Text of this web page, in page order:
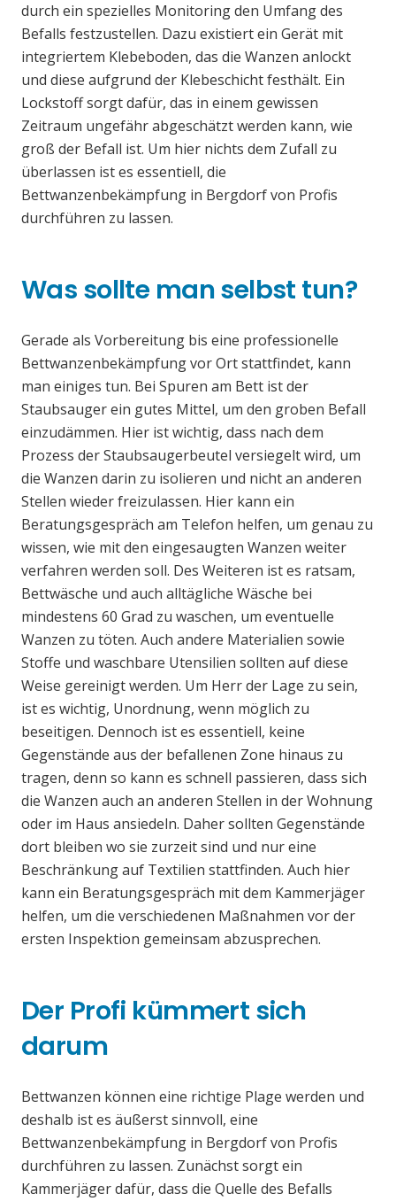
durch ein spezielles Monitoring den Umfang des
Befalls festzustellen. Dazu existiert ein Gerät mit
integriertem Klebeboden, das die Wanzen anlockt
und diese aufgrund der Klebeschicht festhält. Ein
Lockstoff sorgt dafür, das in einem gewissen
Zeitraum ungefähr abgeschätzt werden kann, wie
groß der Befall ist. Um hier nichts dem Zufall zu
überlassen ist es essentiell, die
Bettwanzenbekämpfung in Bergdorf von Profis
durchführen zu lassen.
Was sollte man selbst tun?
Gerade als Vorbereitung bis eine professionelle
Bettwanzenbekämpfung vor Ort stattfindet, kann
man einiges tun. Bei Spuren am Bett ist der
Staubsauger ein gutes Mittel, um den groben Befall
einzudämmen. Hier ist wichtig, dass nach dem
Prozess der Staubsaugerbeutel versiegelt wird, um
die Wanzen darin zu isolieren und nicht an anderen
Stellen wieder freizulassen. Hier kann ein
Beratungsgespräch am Telefon helfen, um genau zu
wissen, wie mit den eingesaugten Wanzen weiter
verfahren werden soll. Des Weiteren ist es ratsam,
Bettwäsche und auch alltägliche Wäsche bei
mindestens 60 Grad zu waschen, um eventuelle
Wanzen zu töten. Auch andere Materialien sowie
Stoffe und waschbare Utensilien sollten auf diese
Weise gereinigt werden. Um Herr der Lage zu sein,
ist es wichtig, Unordnung, wenn möglich zu
beseitigen. Dennoch ist es essentiell, keine
Gegenstände aus der befallenen Zone hinaus zu
tragen, denn so kann es schnell passieren, dass sich
die Wanzen auch an anderen Stellen in der Wohnung
oder im Haus ansiedeln. Daher sollten Gegenstände
dort bleiben wo sie zurzeit sind und nur eine
Beschränkung auf Textilien stattfinden. Auch hier
kann ein Beratungsgespräch mit dem Kammerjäger
helfen, um die verschiedenen Maßnahmen vor der
ersten Inspektion gemeinsam abzusprechen.
Der Profi kümmert sich
darum
Bettwanzen können eine richtige Plage werden und
deshalb ist es äußerst sinnvoll, eine
Bettwanzenbekämpfung in Bergdorf von Profis
durchführen zu lassen. Zunächst sorgt ein
Kammerjäger dafür, dass die Quelle des Befalls